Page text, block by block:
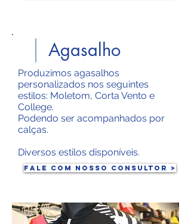
Agasalho
Produzimos agasalhos
personalizados nos seguintes
estilos: Moletom, Corta Vento e
College.
Podendo ser acompanhados por
calças.
Diversos estilos disponíveis.
Fale com nosso Consultor >